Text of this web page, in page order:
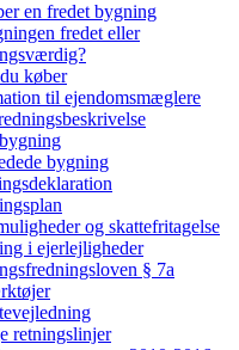
en fredet bygning
fredet eller
køber
til ejendomsmæglere
bygning
og skattefritagelse
i ejerlejligheder
§ 7a
retningslinjer